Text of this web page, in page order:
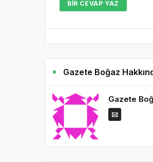
BIR CEVAP YAZ
Gazete Boğaz
Gazete